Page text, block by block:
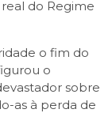
do Regime
o fim do
o
sobre
as à perda de